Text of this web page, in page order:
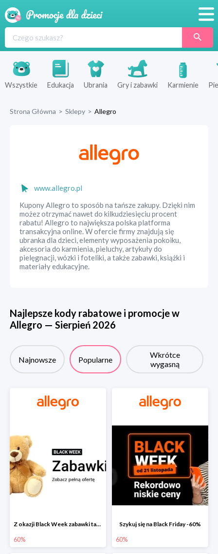
Produkty
Sklepy
Wszystkie Edukacja Ubrania Gry i zabawki Karmienie
Strona Główna > Sklepy > Allegro
www.allegro.pl
Kupony Allegro to sposób na tańsze zakupy. Dzięki nim
możez otrzymać nawet do kilkudziesięciu procent
rabatu! Allegro to największa polska platforma
transakcyjna online. W ofercie firmy znajdują się
ubranka dla dzieci, elementy wyposażenia pokoiku,
akcesoria do karmienia, pieluchy, artykuły do
pielęgnacji, wózki i foteliki, a także zabawki, książki i
materiały edukacyjne.
Najlepsze kody rabatowe i promocje w
Allegro — Sierpień 2026
Najnowsze Popularne
Wkrótce
wygasną
Z okazji Black Week zabawki taniej na allegro.pl
60%
Szykuj się na Black Friday -60%
60%